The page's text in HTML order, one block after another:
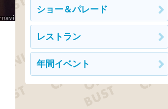
ショー＆パレード
レストラン
年間イベント